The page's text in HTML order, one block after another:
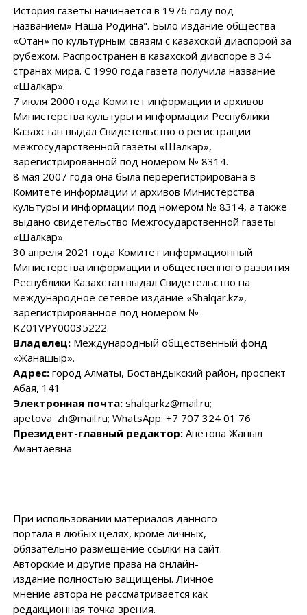
История газеты начинается в 1976 году под
названием» Наша Родина". Было издание общества
«Отан» по культурным связям с казахской диаспорой за
рубежом. Распространен в казахской диаспоре в 34
странах мира. С 1990 года газета получила название
«Шалкар».
7 июля 2000 года Комитет информации и архивов
Министерства культуры и информации Республики
Казахстан выдал Свидетельство о регистрации
межгосударственной газеты «Шалкар»,
зарегистрированной под номером № 8314.
8 мая 2007 года она была перерегистрирована в
Комитете информации и архивов Министерства
культуры и информации под номером № 8314, а также
выдано свидетельство Межгосударственной газеты
«Шалкар».
30 апреля 2021 года Комитет информационный
Министерства информации и общественного развития
Республики Казахстан выдал Свидетельство на
международное сетевое издание «Shalqar.kz»,
зарегистрированное под номером №
KZ01VPY00035222.
Владелец:Международный общественный фонд
«Жанашыр».
Адрес:город Алматы, Бостандыкский район, проспект
Абая, 141
Электронная почта:shalqarkz@mail.ru;
apetova_zh@mail.ru; WhatsApp: +7 707 324 01 76
Президент-главный редактор:Апетова Жаныл
Амантаевна
При использовании материалов данного
портала в любых целях, кроме личных,
обязательно размещение ссылки на сайт.
Авторские и другие права на онлайн-
издание полностью защищены. Личное
мнение автора не рассматривается как
редакционная точка зрения.